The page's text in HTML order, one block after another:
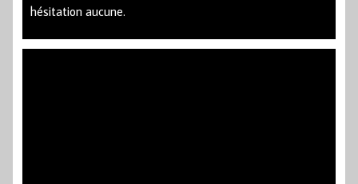
hésitation aucune.